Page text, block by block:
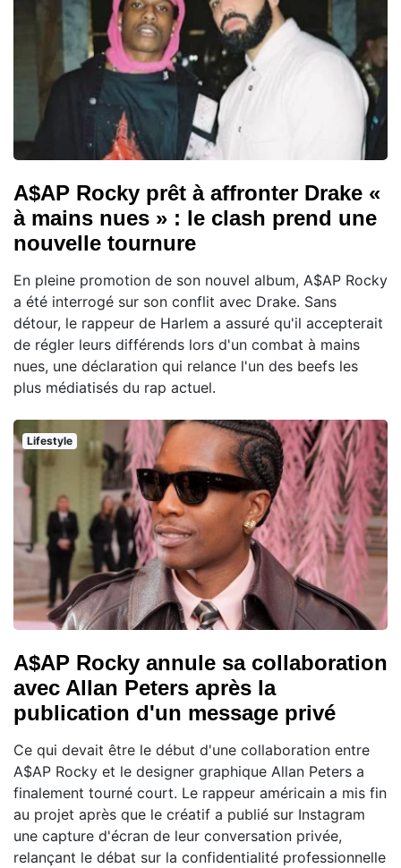
A$AP Rocky prêt à affronter Drake «
à mains nues » : le clash prend une
nouvelle tournure
En pleine promotion de son nouvel album, A$AP Rocky
a été interrogé sur son conflit avec Drake. Sans
détour, le rappeur de Harlem a assuré qu'il accepterait
de régler leurs différends lors d'un combat à mains
nues, une déclaration qui relance l'un des beefs les
plus médiatisés du rap actuel.
Lifestyle
A$AP Rocky annule sa collaboration
avec Allan Peters après la
publication d'un message privé
Ce qui devait être le début d'une collaboration entre
A$AP Rocky et le designer graphique Allan Peters a
finalement tourné court. Le rappeur américain a mis fin
au projet après que le créatif a publié sur Instagram
une capture d'écran de leur conversation privée,
relançant le débat sur la confidentialité professionnelle